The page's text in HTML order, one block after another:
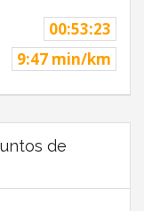
00:53:23
9:47 min/km
de